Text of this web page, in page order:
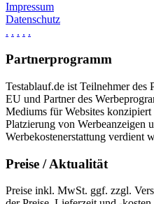
Impressum
Datenschutz
. . . . .
Partnerprogramm
Testablauf.de ist Teilnehmer des
EU und Partner des
Mediums für Websites
Platzierung von Werbeanzeigen
Werbekostenerstattung verdient
Preise / Aktualität
Preise inkl. MwSt. ggf. zzgl.